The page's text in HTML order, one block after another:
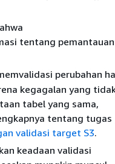
tentang pemantauan
perubahan
kegagalan yang
tabel yang sama,
tentang tugas
validasi target S3.
keadaan validasi